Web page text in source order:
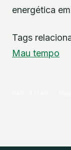
energética
Tags
Mau tempo